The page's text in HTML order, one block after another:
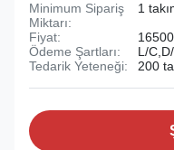
Minimum Sipariş
Miktarı:
1
Fiyat:
Ödeme Şartları:
L/
Tedarik Yeteneği:
200